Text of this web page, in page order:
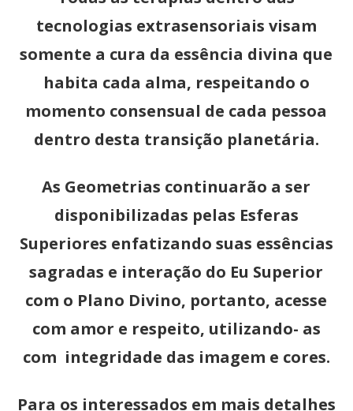
tecnologias extrasensoriais visam
somente a cura da essência divina que
habita cada alma, respeitando o
momento consensual de cada pessoa
dentro desta transição planetária.
As Geometrias continuarão a ser
disponibilizadas pelas Esferas
Superiores enfatizando suas essências
sagradas e interação do Eu Superior
com o Plano Divino, portanto, acesse
com amor e respeito, utilizando- as
com integridade das imagem e cores.
Para os interessados em mais detalhes